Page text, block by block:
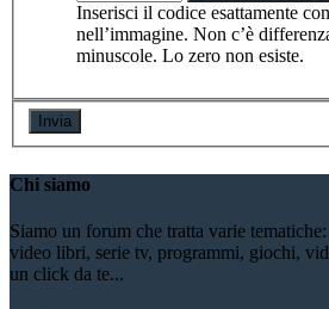
Inserisci il codice esattamente
nell’immagine. Non c’è
minuscole. Lo zero non esiste.
Chi siamo
Siamo un forum che tratta varie
video libri, serie tv, programmi, giochi,
un click da te...